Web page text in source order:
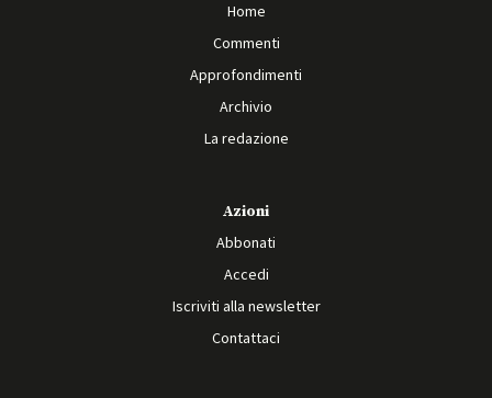
Home
Commenti
Approfondimenti
Archivio
La redazione
Azioni
Abbonati
Accedi
Iscriviti alla newsletter
Contattaci